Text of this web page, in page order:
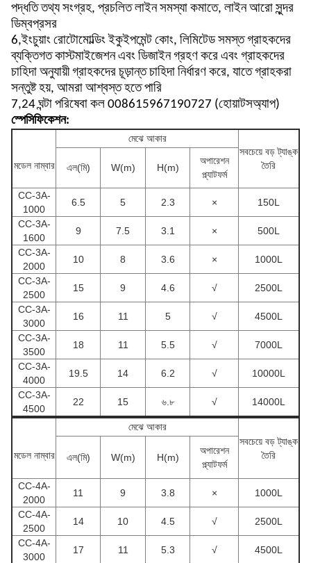
পদ্ধতি তথ্য সংগ্রহ, প্রচলিত লাইন সমস্যা কমাতে, লাইন আরো সুন্দর
ডিম্বপ্রসর
6,ইংচুয়াং রোটোমোল্ডিং ইকুইপমেন্ট কোং, লিমিটেড সমস্ত গ্রাহকদের
ব্যক্তিগত কাস্টমাইজেশন এবং ডিজাইন গ্রহণ করে এবং গ্রাহকদের
চাহিদা অনুযায়ী গ্রাহকদের চূড়ান্ত চাহিদা নির্ধারণ করে, যাতে গ্রাহকরা
সন্তুষ্ট হয়, আমরা আশ্বস্ত হতে পারি
7,24 ঘন্টা পরিষেবা কল 008615967190727 (হোয়াটসঅ্যাপ)
স্পেসিফিকেশন:
মডেল নাম্বার
মেঝে আকার
সবচেয়ে বড় ট্যাঙ্ক
তৈরি
এল(মি) W(m) H(m)
অপারেশন
প্ল্যাটফর্ম
CC-3A-
1000
6.5 5 2.3 ×
150L
CC-3A-
1600
9 7.5 3.1 ×
500L
CC-3A-
2000
10 8 3.6 ×
1000L
CC-3A-
2500
15 9 4.6 √
2500L
CC-3A-
3000
16 11 5 √
4500L
CC-3A-
3500
18 11 5.5 √
7000L
CC-3A-
4000
19.5 14 6.2 √
10000L
CC-3A-
4500
22 15 ৬.৮ √ 14000L
মডেল নাম্বার
মেঝে আকার
সবচেয়ে বড় ট্যাঙ্ক
তৈরি
এল(মি) W(m) H(m)
অপারেশন
প্ল্যাটফর্ম
CC-4A-
2000
11 9 3.8 ×
1000L
CC-4A-
2500
14 10 4.5 √
2500L
CC-4A-
3000
17 11 5.3 √
4500L